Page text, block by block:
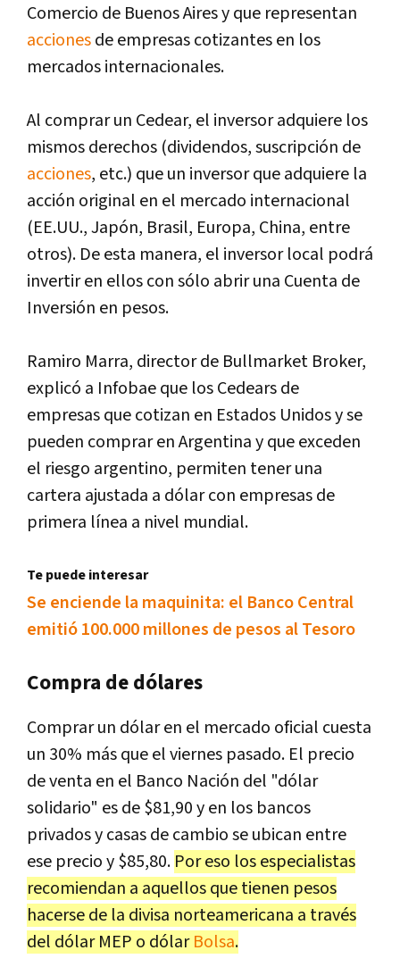
Comercio de Buenos Aires y que representan
accionesde empresas cotizantes en los
mercados internacionales.
Al comprar un Cedear, el inversor adquiere los
mismos derechos (dividendos, suscripción de
acciones, etc.) que un inversor que adquiere la
acción original en el mercado internacional
(EE.UU., Japón, Brasil, Europa, China, entre
otros). De esta manera, el inversor local podrá
invertir en ellos con sólo abrir una Cuenta de
Inversión en pesos.
Ramiro Marra, director de Bullmarket Broker,
explicó a Infobae que los Cedears de
empresas que cotizan en Estados Unidos y se
pueden comprar en Argentina y que exceden
el riesgo argentino, permiten tener una
cartera ajustada a dólar con empresas de
primera línea a nivel mundial.
Te puede interesar
Se enciende la maquinita: el Banco Central
emitió 100.000 millones de pesos al Tesoro
Compra de dólares
Comprar un dólar en el mercado oficial cuesta
un 30% más que el viernes pasado. El precio
de venta en el Banco Nación del "dólar
solidario" es de $81,90 y en los bancos
privados y casas de cambio se ubican entre
ese precio y $85,80. Por eso los especialistas
recomiendan a aquellos que tienen pesos
hacerse de la divisa norteamericana a través
del dólar MEP o dólarBolsa.